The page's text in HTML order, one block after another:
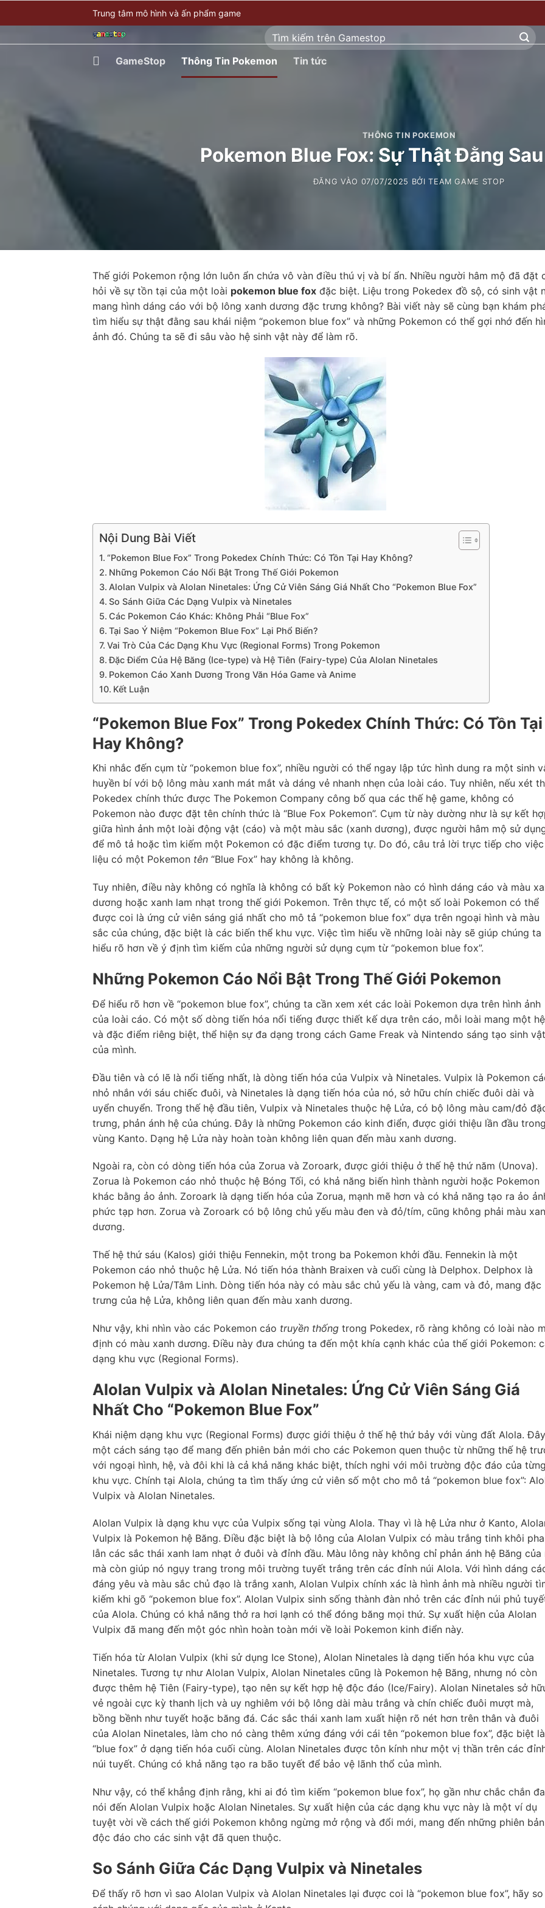
qua
Trung tâm mô hình và ấn phẩm game
Tìm
kiếm:
GameStop
Thông Tin Pokemon Tin tức
THÔNG TIN POKEMON
Pokemon Blue Fox: Sự Thật Đằng
ĐĂNG VÀO 07/07/2025 BỞITEAM GAME STOP
Thế giới Pokemon rộng lớn luôn ẩn chứa vô vàn điều thú vị và bí ẩn. Nhiều người hâm mộ đã đặt
hỏi về sự tồn tại của một loài pokemon blue fox đặc biệt. Liệu trong Pokedex đồ sộ, có sinh vật
mang hình dáng cáo với bộ lông xanh dương đặc trưng không? Bài viết này sẽ cùng bạn khám
tìm hiểu sự thật đằng sau khái niệm “pokemon blue fox” và những Pokemon có thể gợi nhớ đến
ảnh đó. Chúng ta sẽ đi sâu vào hệ sinh vật này để làm rõ.
Nội Dung Bài Viết
“Pokemon Blue Fox” Trong Pokedex Chính Thức: Có Tồn Tại Hay Không?
Những Pokemon Cáo Nổi Bật Trong Thế Giới Pokemon
Alolan Vulpix và Alolan Ninetales: Ứng Cử Viên Sáng Giá Nhất Cho “Pokemon Blue Fox”
So Sánh Giữa Các Dạng Vulpix và Ninetales
Các Pokemon Cáo Khác: Không Phải “Blue Fox”
Tại Sao Ý Niệm “Pokemon Blue Fox” Lại Phổ Biến?
Vai Trò Của Các Dạng Khu Vực (Regional Forms) Trong Pokemon
Đặc Điểm Của Hệ Băng (Ice-type) và Hệ Tiên (Fairy-type) Của Alolan Ninetales
Pokemon Cáo Xanh Dương Trong Văn Hóa Game và Anime
Kết Luận
“Pokemon Blue Fox” Trong Pokedex Chính Thức: Có Tồn Tại
Hay Không?
Khi nhắc đến cụm từ “pokemon blue fox”, nhiều người có thể ngay lập tức hình dung ra một sinh
huyền bí với bộ lông màu xanh mát mắt và dáng vẻ nhanh nhẹn của loài cáo. Tuy nhiên, nếu xét
Pokedex chính thức được The Pokemon Company công bố qua các thế hệ game, không có
Pokemon nào được đặt tên chính thức là “Blue Fox Pokemon”. Cụm từ này dường như là sự kết
giữa hình ảnh một loài động vật (cáo) và một màu sắc (xanh dương), được người hâm mộ sử
để mô tả hoặc tìm kiếm một Pokemon có đặc điểm tương tự. Do đó, câu trả lời trực tiếp cho việc
liệu có một Pokemon tên “Blue Fox” hay không là không.
Tuy nhiên, điều này không có nghĩa là không có bất kỳ Pokemon nào có hình dáng cáo và màu
dương hoặc xanh lam nhạt trong thế giới Pokemon. Trên thực tế, có một số loài Pokemon có thể
được coi là ứng cử viên sáng giá nhất cho mô tả “pokemon blue fox” dựa trên ngoại hình và màu
sắc của chúng, đặc biệt là các biến thể khu vực. Việc tìm hiểu về những loài này sẽ giúp chúng ta
hiểu rõ hơn về ý định tìm kiếm của những người sử dụng cụm từ “pokemon blue fox”.
Những Pokemon Cáo Nổi Bật Trong Thế Giới Pokemon
Để hiểu rõ hơn về “pokemon blue fox”, chúng ta cần xem xét các loài Pokemon dựa trên hình ảnh
của loài cáo. Có một số dòng tiến hóa nổi tiếng được thiết kế dựa trên cáo, mỗi loài mang một hệ
và đặc điểm riêng biệt, thể hiện sự đa dạng trong cách Game Freak và Nintendo sáng tạo sinh vật
của mình.
Đầu tiên và có lẽ là nổi tiếng nhất, là dòng tiến hóa của Vulpix và Ninetales. Vulpix là Pokemon
nhỏ nhắn với sáu chiếc đuôi, và Ninetales là dạng tiến hóa của nó, sở hữu chín chiếc đuôi dài và
uyển chuyển. Trong thế hệ đầu tiên, Vulpix và Ninetales thuộc hệ Lửa, có bộ lông màu cam/đỏ
trưng, phản ánh hệ của chúng. Đây là những Pokemon cáo kinh điển, được giới thiệu lần đầu trong
vùng Kanto. Dạng hệ Lửa này hoàn toàn không liên quan đến màu xanh dương.
Ngoài ra, còn có dòng tiến hóa của Zorua và Zoroark, được giới thiệu ở thế hệ thứ năm (Unova).
Zorua là Pokemon cáo nhỏ thuộc hệ Bóng Tối, có khả năng biến hình thành người hoặc Pokemon
khác bằng ảo ảnh. Zoroark là dạng tiến hóa của Zorua, mạnh mẽ hơn và có khả năng tạo ra ảo
phức tạp hơn. Zorua và Zoroark có bộ lông chủ yếu màu đen và đỏ/tím, cũng không phải màu
dương.
Thế hệ thứ sáu (Kalos) giới thiệu Fennekin, một trong ba Pokemon khởi đầu. Fennekin là một
Pokemon cáo nhỏ thuộc hệ Lửa. Nó tiến hóa thành Braixen và cuối cùng là Delphox. Delphox là
Pokemon hệ Lửa/Tâm Linh. Dòng tiến hóa này có màu sắc chủ yếu là vàng, cam và đỏ, mang đặc
trưng của hệ Lửa, không liên quan đến màu xanh dương.
Như vậy, khi nhìn vào các Pokemon cáo truyền thống trong Pokedex, rõ ràng không có loài nào
định có màu xanh dương. Điều này đưa chúng ta đến một khía cạnh khác của thế giới Pokemon:
dạng khu vực (Regional Forms).
Alolan Vulpix và Alolan Ninetales: Ứng Cử Viên Sáng Giá
Nhất Cho “Pokemon Blue Fox”
Khái niệm dạng khu vực (Regional Forms) được giới thiệu ở thế hệ thứ bảy với vùng đất Alola.
một cách sáng tạo để mang đến phiên bản mới cho các Pokemon quen thuộc từ những thế hệ
với ngoại hình, hệ, và đôi khi là cả khả năng khác biệt, thích nghi với môi trường độc đáo của từng
khu vực. Chính tại Alola, chúng ta tìm thấy ứng cử viên số một cho mô tả “pokemon blue fox”:
Vulpix và Alolan Ninetales.
Alolan Vulpix là dạng khu vực của Vulpix sống tại vùng Alola. Thay vì là hệ Lửa như ở Kanto,
Vulpix là Pokemon hệ Băng. Điều đặc biệt là bộ lông của Alolan Vulpix có màu trắng tinh khôi pha
lẫn các sắc thái xanh lam nhạt ở đuôi và đỉnh đầu. Màu lông này không chỉ phản ánh hệ Băng của
mà còn giúp nó ngụy trang trong môi trường tuyết trắng trên các đỉnh núi Alola. Với hình dáng
đáng yêu và màu sắc chủ đạo là trắng xanh, Alolan Vulpix chính xác là hình ảnh mà nhiều người
kiếm khi gõ “pokemon blue fox”. Alolan Vulpix sinh sống thành đàn nhỏ trên các đỉnh núi phủ
của Alola. Chúng có khả năng thở ra hơi lạnh có thể đóng băng mọi thứ. Sự xuất hiện của Alolan
Vulpix đã mang đến một góc nhìn hoàn toàn mới về loài Pokemon kinh điển này.
Tiến hóa từ Alolan Vulpix (khi sử dụng Ice Stone), Alolan Ninetales là dạng tiến hóa khu vực của
Ninetales. Tương tự như Alolan Vulpix, Alolan Ninetales cũng là Pokemon hệ Băng, nhưng nó còn
được thêm hệ Tiên (Fairy-type), tạo nên sự kết hợp hệ độc đáo (Ice/Fairy). Alolan Ninetales sở
vẻ ngoài cực kỳ thanh lịch và uy nghiêm với bộ lông dài màu trắng và chín chiếc đuôi mượt mà,
bồng bềnh như tuyết hoặc băng đá. Các sắc thái xanh lam xuất hiện rõ nét hơn trên thân và đuôi
của Alolan Ninetales, làm cho nó càng thêm xứng đáng với cái tên “pokemon blue fox”, đặc biệt là
“blue fox” ở dạng tiến hóa cuối cùng. Alolan Ninetales được tôn kính như một vị thần trên các
núi tuyết. Chúng có khả năng tạo ra bão tuyết để bảo vệ lãnh thổ của mình.
Như vậy, có thể khẳng định rằng, khi ai đó tìm kiếm “pokemon blue fox”, họ gần như chắc chắn
nói đến Alolan Vulpix hoặc Alolan Ninetales. Sự xuất hiện của các dạng khu vực này là một ví dụ
tuyệt vời về cách thế giới Pokemon không ngừng mở rộng và đổi mới, mang đến những phiên bản
độc đáo cho các sinh vật đã quen thuộc.
So Sánh Giữa Các Dạng Vulpix và Ninetales
Để thấy rõ hơn vì sao Alolan Vulpix và Alolan Ninetales lại được coi là “pokemon blue fox”, hãy so